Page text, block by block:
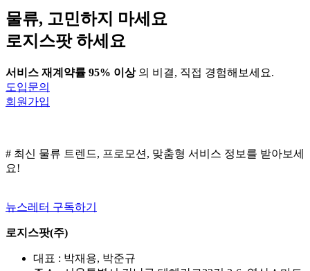
발
실
플
폼
인
마
트
관
제’ 솔
루
털
성”
물류, 고민하지 마세요
로지스팟 하세요
서비스 재계약률 95% 이상의 비결, 직접 경험해보세요.
도입문의
회원가입
# 최신 물류 트렌드, 프로모션, 맞춤형 서비스 정보를 받아보세
요!
뉴스레터 구독하기
로지스팟(주)
대표 : 박재용, 박준규